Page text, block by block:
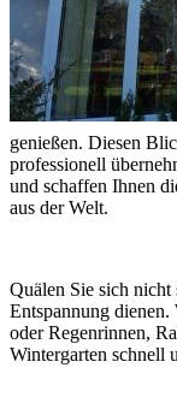
genießen. Diesen
professionell
und schaffen Ihnen
aus der Welt.
Quälen Sie sich nicht
Entspannung
oder Regenrinnen,
Wintergarten schnell